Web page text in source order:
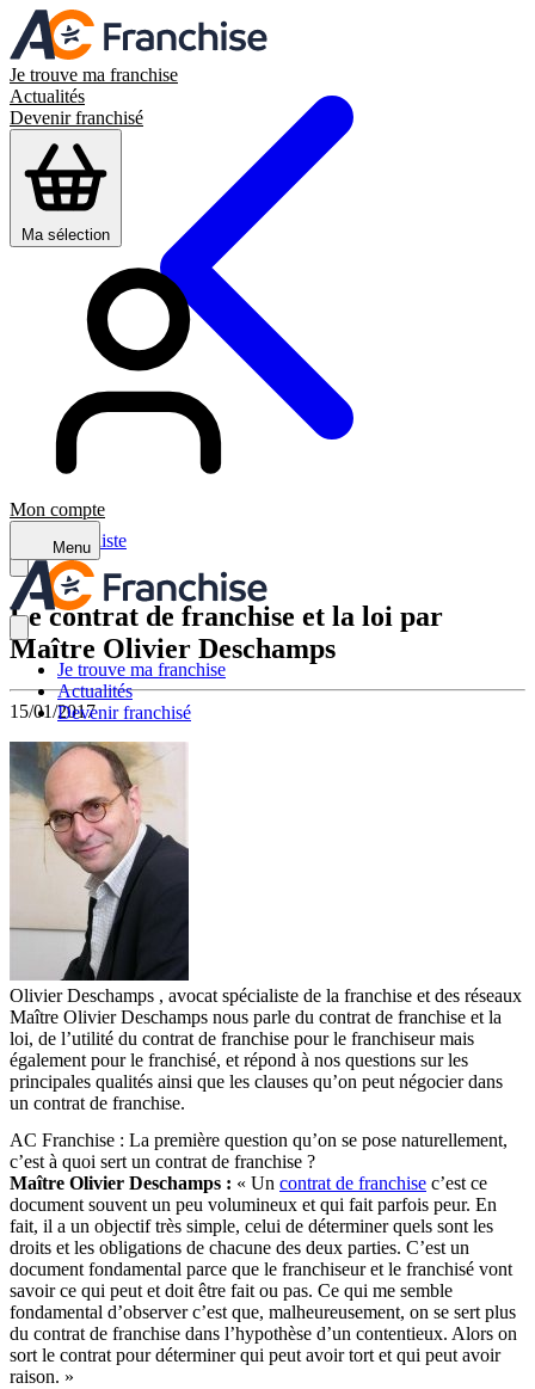
Je trouve ma franchise
Actualités
Devenir franchisé
Ma sélection
Mon compte
Menu
Je trouve ma franchise
Actualités
Devenir franchisé
Retour à la liste
Le contrat de franchise et la loi par
Maître Olivier Deschamps
15/01/2017
Olivier Deschamps , avocat spécialiste de la franchise et des réseaux
Maître Olivier Deschamps nous parle du contrat de franchise et la
loi, de l’utilité du contrat de franchise pour le franchiseur mais
également pour le franchisé, et répond à nos questions sur les
principales qualités ainsi que les clauses qu’on peut négocier dans
un contrat de franchise.
AC Franchise : La première question qu’on se pose naturellement,
c’est à quoi sert un contrat de franchise ?
Maître Olivier Deschamps : « Un contrat de franchise c’est ce
document souvent un peu volumineux et qui fait parfois peur. En
fait, il a un objectif très simple, celui de déterminer quels sont les
droits et les obligations de chacune des deux parties. C’est un
document fondamental parce que le franchiseur et le franchisé vont
savoir ce qui peut et doit être fait ou pas. Ce qui me semble
fondamental d’observer c’est que, malheureusement, on se sert plus
du contrat de franchise dans l’hypothèse d’un contentieux. Alors on
sort le contrat pour déterminer qui peut avoir tort et qui peut avoir
raison. »